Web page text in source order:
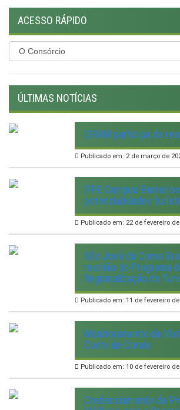
ACESSO RÁPIDO
ÚLTIMAS NOTÍCIAS
IGRAM participa de
Publicado em: 2 de março de
IFPE Campus
potencialidades
Publicado em: 22 de fevereiro de
São José da Coroa
reunião do Programa
Regionalização do
Publicado em: 11 de fevereiro de
Monitoramento da
Costa de Corais
Publicado em: 10 de fevereiro de
Credenciamento de